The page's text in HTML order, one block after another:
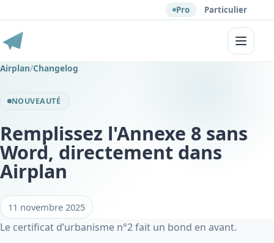
Pro Particulier
Menu
Airplan/Changelog
NOUVEAUTÉ
Remplissez l'Annexe 8 sans
Word, directement dans
Airplan
11 novembre 2025
Le certificat d’urbanisme n°2 fait un bond en avant.